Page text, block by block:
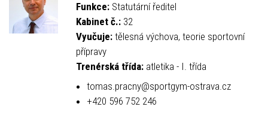
Funkce: Statutární ředitel
Kabinet č.: 32
Vyučuje: tělesná výchova, teorie sportovní
přípravy
Trenérská třída: atletika - I. třída
tomas.pracny@sportgym-ostrava.cz
+420 596 752 246